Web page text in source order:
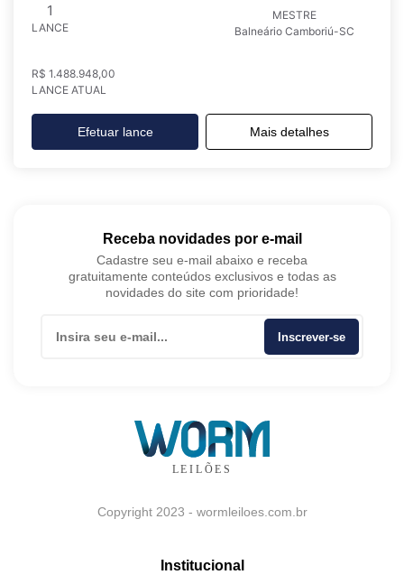
1
LANCE
MESTRE
Balneário Camboriú-SC
R$ 1.488.948,00
LANCE ATUAL
Efetuar lance Mais detalhes
Receba novidades por e-mail
Cadastre seu e-mail abaixo e receba
gratuitamente conteúdos exclusivos e todas as
novidades do site com prioridade!
Inscrever-se
Copyright 2023 - wormleiloes.com.br
Institucional